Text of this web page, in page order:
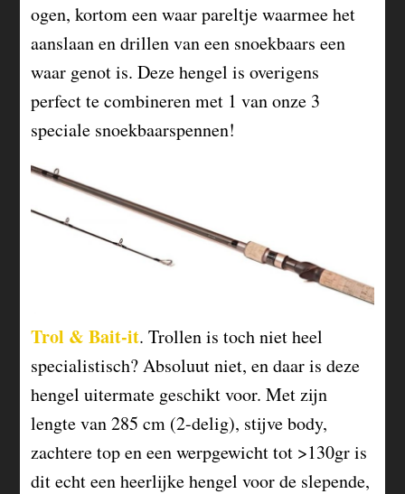
ogen, kortom een waar pareltje waarmee het
aanslaan en drillen van een snoekbaars een
waar genot is. Deze hengel is overigens
perfect te combineren met 1 van onze 3
speciale snoekbaarspennen!
Trol & Bait-it. Trollen is toch niet heel
specialistisch? Absoluut niet, en daar is deze
hengel uitermate geschikt voor. Met zijn
lengte van 285 cm (2-delig), stijve body,
zachtere top en een werpgewicht tot >130gr is
dit echt een heerlijke hengel voor de slepende,